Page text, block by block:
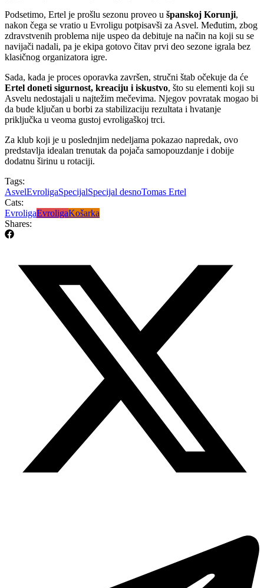
Podsetimo, Ertel je prošlu sezonu proveo u španskoj Korunji,
nakon čega se vratio u Evroligu potpisavši za Asvel. Međutim, zbog
zdravstvenih problema nije uspeo da debituje na način na koji su se
navijači nadali, pa je ekipa gotovo čitav prvi deo sezone igrala bez
klasičnog organizatora igre.
Sada, kada je proces oporavka završen, stručni štab očekuje da će
Ertel doneti sigurnost, kreaciju i iskustvo, što su elementi koji su
Asvelu nedostajali u najtežim mečevima. Njegov povratak mogao bi
da bude ključan u borbi za stabilizaciju rezultata i hvatanje
priključka u veoma gustoj evroligaškoj trci.
Za klub koji je u poslednjim nedeljama pokazao napredak, ovo
predstavlja idealan trenutak da pojača samopouzdanje i dobije
dodatnu širinu u rotaciji.
Tags:
AsvelEvroligaSpecijalSpecijal desnoTomas Ertel
Cats:
EvroligaEvroligaKošarka
Shares: